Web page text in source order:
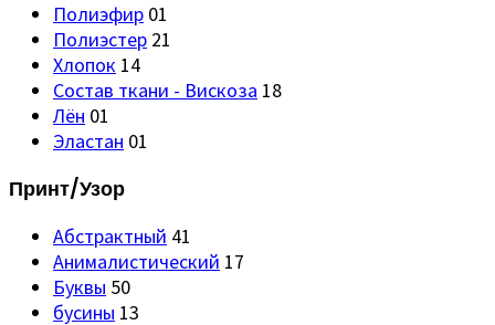
Полиэфир 01
Полиэстер 21
Хлопок 14
Состав ткани - Вискоза 18
Лён 01
Эластан 01
Принт/Узор
Абстрактный 41
Анималистический 17
Буквы 50
бусины 13